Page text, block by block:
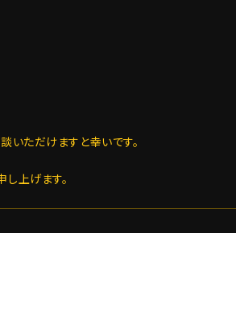
いただけますと幸いです。
上げます。